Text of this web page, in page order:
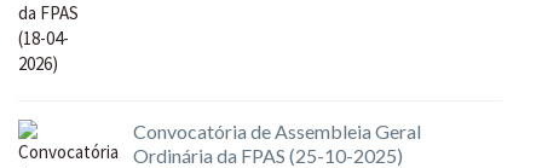
Convocatória de Assembleia Geral
Ordinária da FPAS (25-10-2025)